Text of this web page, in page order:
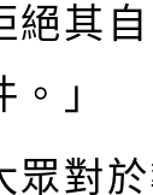
絕其
」
眾對